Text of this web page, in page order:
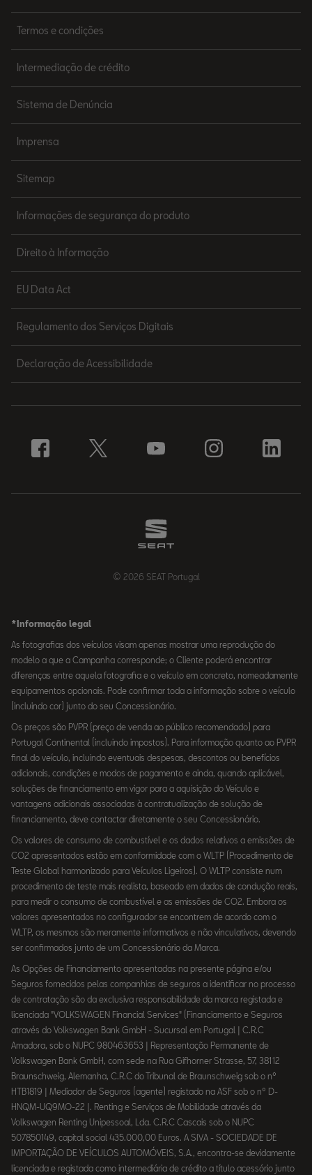
Termos e condições
Intermediação de crédito
Sistema de Denúncia
Imprensa
Sitemap
Informações de segurança do produto
Direito à Informação
EU Data Act
Regulamento dos Serviços Digitais
Declaração de Acessibilidade
© 2026 SEAT Portugal
*Informação legal
As fotografias dos veículos visam apenas mostrar uma reprodução do
modelo a que a Campanha corresponde; o Cliente poderá encontrar
diferenças entre aquela fotografia e o veículo em concreto, nomeadamente
equipamentos opcionais. Pode confirmar toda a informação sobre o veículo
(incluindo cor) junto do seu Concessionário.
Os preços são PVPR (preço de venda ao público recomendado) para
Portugal Continental (incluindo impostos). Para informação quanto ao PVPR
final do veículo, incluindo eventuais despesas, descontos ou benefícios
adicionais, condições e modos de pagamento e ainda, quando aplicável,
soluções de financiamento em vigor para a aquisição do Veículo e
vantagens adicionais associadas à contratualização de solução de
financiamento, deve contactar diretamente o seu Concessionário.
Os valores de consumo de combustível e os dados relativos a emissões de
CO2 apresentados estão em conformidade com o WLTP (Procedimento de
Teste Global harmonizado para Veículos Ligeiros). O WLTP consiste num
procedimento de teste mais realista, baseado em dados de condução reais,
para medir o consumo de combustível e as emissões de CO2. Embora os
valores apresentados no configurador se encontrem de acordo com o
WLTP, os mesmos são meramente informativos e não vinculativos, devendo
ser confirmados junto de um Concessionário da Marca.
As Opções de Financiamento apresentadas na presente página e/ou
Seguros fornecidos pelas companhias de seguros a identificar no processo
de contratação são da exclusiva responsabilidade da marca registada e
licenciada "VOLKSWAGEN Financial Services" (Financiamento e Seguros
através do Volkswagen Bank GmbH - Sucursal em Portugal | C.R.C
Amadora, sob o NUPC 980463653 | Representação Permanente de
Volkswagen Bank GmbH, com sede na Rua Gifhorner Strasse, 57, 38112
Braunschweig, Alemanha, C.R.C do Tribunal de Braunschweig sob o nº
HTB1819 | Mediador de Seguros (agente) registado na ASF sob o nº D-
HNQM-UQ9MO-22 |. Renting e Serviços de Mobilidade através da
Volkswagen Renting Unipessoal, Lda. C.R.C Cascais sob o NUPC
507850149, capital social 435.000,00 Euros. A SIVA - SOCIEDADE DE
IMPORTAÇÃO DE VEÍCULOS AUTOMÓVEIS, S.A., encontra-se devidamente
licenciada e registada como intermediária de crédito a título acessório junto